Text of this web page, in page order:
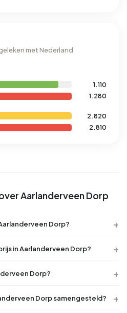
met Nederland
1.110
1.280
2.820
2.810
Aarlanderveen Dorp
Dorp?
in Aarlanderveen Dorp?
Dorp?
Dorp samengesteld?